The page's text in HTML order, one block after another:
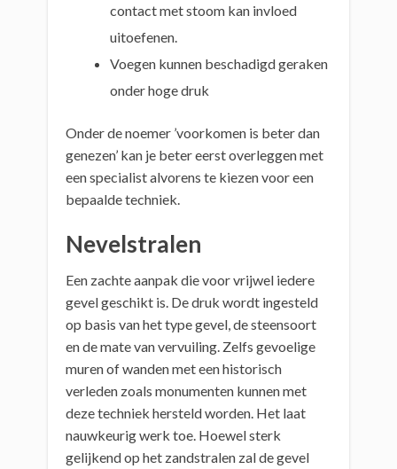
contact met stoom kan invloed
uitoefenen.
Voegen kunnen beschadigd geraken
onder hoge druk
Onder de noemer ’voorkomen is beter dan
genezen’ kan je beter eerst overleggen met
een specialist alvorens te kiezen voor een
bepaalde techniek.
Nevelstralen
Een zachte aanpak die voor vrijwel iedere
gevel geschikt is. De druk wordt ingesteld
op basis van het type gevel, de steensoort
en de mate van vervuiling. Zelfs gevoelige
muren of wanden met een historisch
verleden zoals monumenten kunnen met
deze techniek hersteld worden. Het laat
nauwkeurig werk toe. Hoewel sterk
gelijkend op het zandstralen zal de gevel